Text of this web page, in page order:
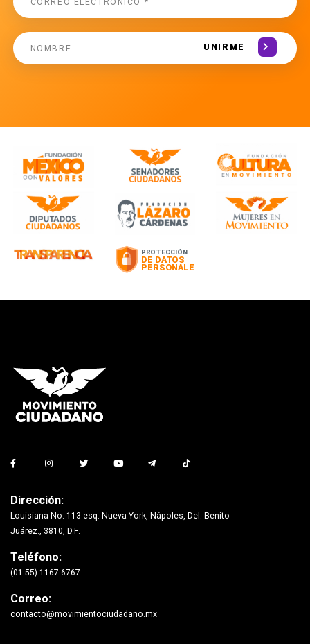
UNIRME
Dirección:
Louisiana No. 113 esq. Nueva York, Nápoles, Del. Benito
Juárez., 3810, D.F.
Teléfono:
(01 55) 1167-6767
Correo:
contacto@movimientociudadano.mx